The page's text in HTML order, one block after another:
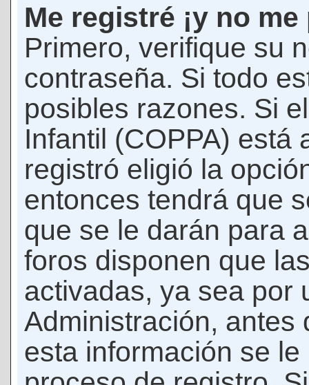
Me registré ¡y no
Primero, verifique su
contraseña. Si todo
posibles razones. Si
Infantil (COPPA) está
registró eligió la
entonces tendrá que
que se le darán para
foros disponen que
activadas, ya sea por
Administración, antes
esta información se